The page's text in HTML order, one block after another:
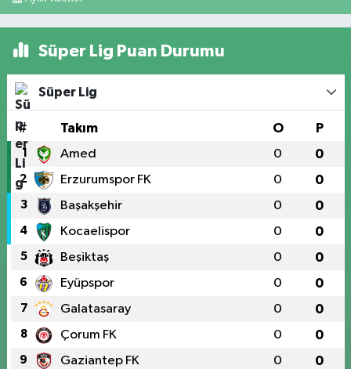
Süper Lig Puan Durumu
Süper Lig
# Takım O P
1 Amed 0 0
2 Erzurumspor FK 0 0
3 Başakşehir 0 0
4 Kocaelispor 0 0
5 Beşiktaş 0 0
6 Eyüpspor 0 0
7 Galatasaray 0 0
8 Çorum FK 0 0
9 Gaziantep FK 0 0